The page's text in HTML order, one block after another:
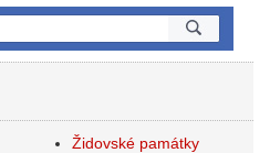
Židovské památky